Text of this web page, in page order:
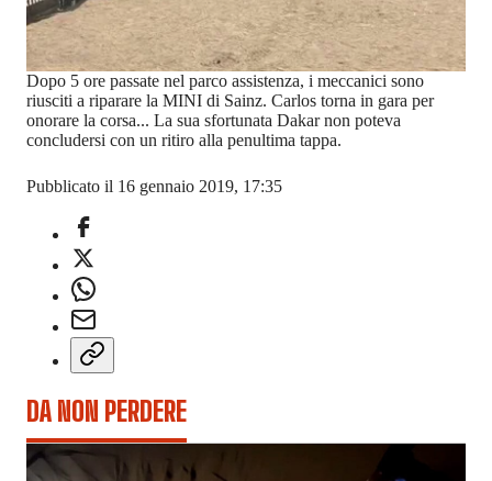
Dopo 5 ore passate nel parco assistenza, i meccanici sono
riusciti a riparare la MINI di Sainz. Carlos torna in gara per
onorare la corsa... La sua sfortunata Dakar non poteva
concludersi con un ritiro alla penultima tappa.
Pubblicato il 16 gennaio 2019, 17:35
DA NON PERDERE